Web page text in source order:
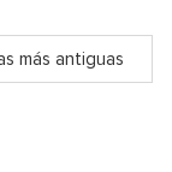
más antiguas